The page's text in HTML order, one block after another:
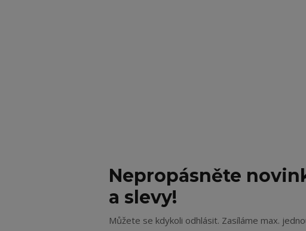
Nepropásněte
a slevy!
Můžete se kdykoli odhlásit. Zasíláme max.